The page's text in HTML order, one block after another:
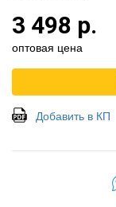
3 498 р.
оптовая цена
Добавить в КП